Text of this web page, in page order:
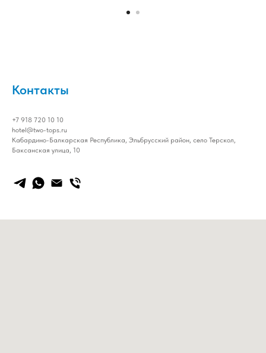
Контакты
+7 918 720 10 10
hotel@two-tops.ru
Кабардино-Балкарская Республика, Эльбрусский район, село Терскол,
Баксанская улица, 10